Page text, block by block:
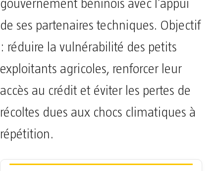
gouvernement béninois avec l’appui
de ses partenaires techniques. Objectif
: réduire la vulnérabilité des petits
exploitants agricoles, renforcer leur
accès au crédit et éviter les pertes de
récoltes dues aux chocs climatiques à
répétition.